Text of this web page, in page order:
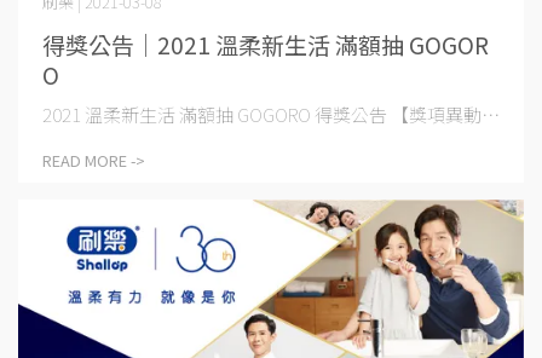
得獎公告│2021 溫柔新生活 滿額抽 GOGOR
O
2021 溫柔新生活 滿額抽 GOGORO 得獎公告 【獎項異動⋯
READ MORE ->